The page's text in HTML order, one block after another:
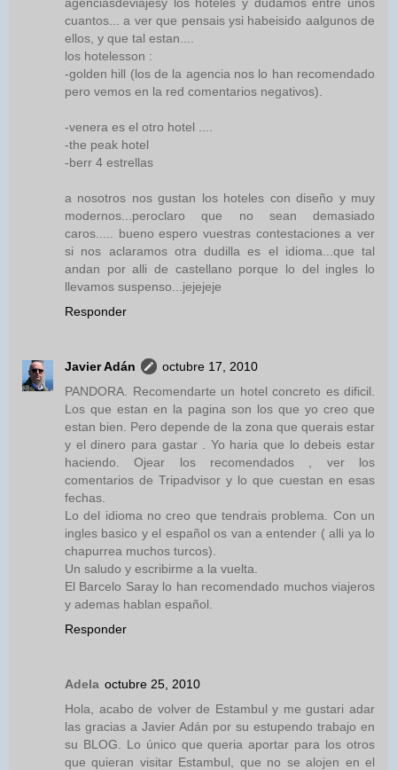
cuantos... a ver que pensais ysi habeisido aalgunos de
ellos, y que tal estan....
los hotelesson :
-golden hill (los de la agencia nos lo han recomendado
pero vemos en la red comentarios negativos).
-venera es el otro hotel ....
-the peak hotel
-berr 4 estrellas
a nosotros nos gustan los hoteles con diseño y muy
modernos...peroclaro que no sean demasiado
caros..... bueno espero vuestras contestaciones a ver
si nos aclaramos otra dudilla es el idioma...que tal
andan por alli de castellano porque lo del ingles lo
llevamos suspenso...jejejeje
Responder
Javier Adán
octubre 17, 2010
PANDORA. Recomendarte un hotel concreto es dificil.
Los que estan en la pagina son los que yo creo que
estan bien. Pero depende de la zona que querais estar
y el dinero para gastar . Yo haria que lo debeis estar
haciendo. Ojear los recomendados , ver los
comentarios de Tripadvisor y lo que cuestan en esas
fechas.
Lo del idioma no creo que tendrais problema. Con un
ingles basico y el español os van a entender ( alli ya lo
chapurrea muchos turcos).
Un saludo y escribirme a la vuelta.
El Barcelo Saray lo han recomendado muchos viajeros
y ademas hablan español.
Responder
Adela octubre 25, 2010
Hola, acabo de volver de Estambul y me gustari adar
las gracias a Javier Adán por su estupendo trabajo en
su BLOG. Lo único que queria aportar para los otros
que quieran visitar Estambul, que no se alojen en el